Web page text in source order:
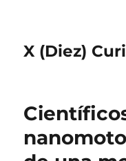
X (Diez)